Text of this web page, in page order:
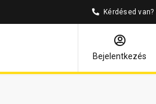
Kérdésed van?
Bejelentkezés